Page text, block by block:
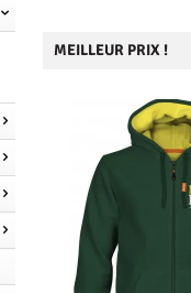
MEILLEUR PRIX !